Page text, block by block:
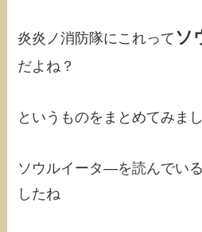
炎炎ノ消防隊にこれって ソ
だよね？
というものをまとめてみま
ソウルイータ―を読んでい
したね